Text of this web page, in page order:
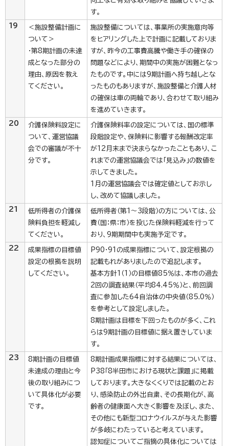
す。
19
＜施設整備計画に
ついて＞
・第8期計画の未達
成となった部分の
理由、原因を教え
てください。
施設整備については、事業所の実施意向等
をヒアリングした上で計画に記載しておりま
すが、昨今の工事費高騰や働き手の確保の
問題などにより、期間中の実施が困難となっ
たものです。中には9期計画へ持ち越しとな
ったものもありますが、施設整備と介護人材
の確保は車の両輪であり、合わせて取り組み
を進めていきます。
20
介護保険料設定に
ついて、運営協議
会での審議が不十
分です。
介護保険料率の設定については、国の標準
段階設定や、保険料に影響する報酬改定率
が12月末まで決まらなかったこともあり、こ
れまでの運営協議会では「見込み」の数値を
示してきました。
1月の運営協議会では確定値としてお示し
し、改めて協議しました。
21
低所得者の介護保
険料負担を軽減し
てください。
低所得者（第1～3段階）の方については、公
費（国：県：市）を投じた保険料軽減を行って
おり、9期期間中も実施予定です。
22
成果指標の目標値
設定の根拠を説明
してください。
P90・91の成果指標について、設定根拠の
記載もれがありましたので追記します。
基本方針1（1）の目標値85％は、本市の過去
2回の調査結果（平均84.45％）と、前回調
査に参加した64自治体の中央値（85.0％）
を参考として設定しました。
8期計画は目標を下回ったものが多く、これ
らは9期計画の目標値に据え置きしていま
す。
23
8期計画の目標値
未達成の理由と今
後の取り組みにつ
いて具体化が必要
です。
8期計画成果指標に対する結果については、
P38「8半田市における現状と課題」に掲載
しております。大きなくくりでは記載のとお
り、感染防止の外出自粛、その長期化が、高
齢者の健康面へ大きく影響を及ぼし、また、
その他にも新型コロナウイルスが与えた影響
が多岐にわたっていると考えています。
認知症についてご指摘の具体化については